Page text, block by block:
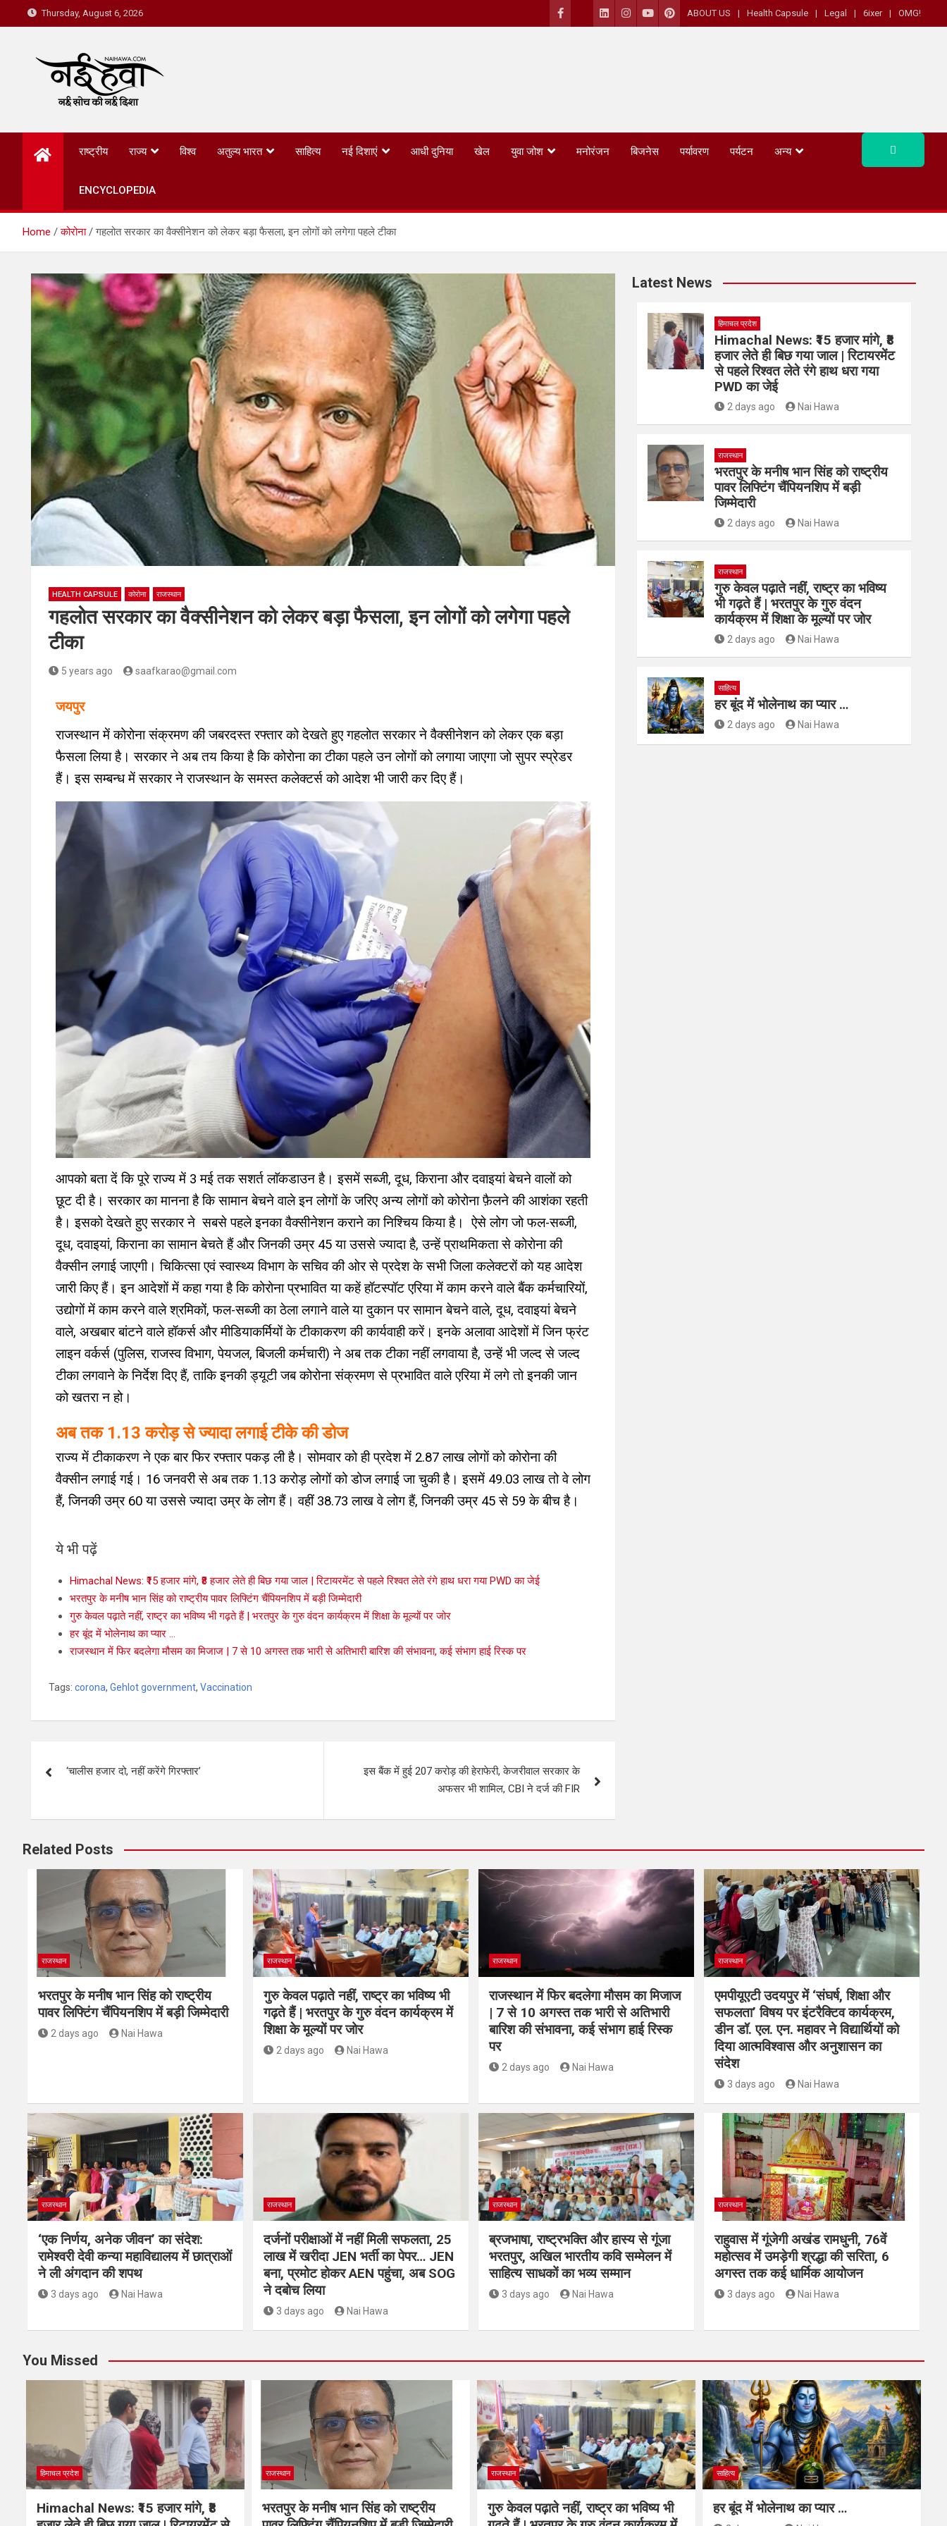
Thursday, August 6, 2026 ABOUT US Health Capsule Legal 6ixer OMG!
Nai Hawa
राष्ट्रीय राज्य विश्व अतुल्य भारत साहित्य नई दिशाएं आधी दुनिया खेल युवा जोश मनोरंजन बिजनेस पर्यावरण पर्यटन अन्य
ENCYCLOPEDIA
Home कोरोना गहलोत सरकार का वैक्सीनेशन को लेकर बड़ा फैसला, इन लोगों को लगेगा पहले टीका
HEALTH CAPSULE कोरोना राजस्थान
गहलोत सरकार का वैक्सीनेशन को लेकर बड़ा फैसला, इन लोगों को लगेगा पहले
टीका
5 years ago saafkarao@gmail.com
जयपुर
राजस्थान में कोरोना संक्रमण की जबरदस्त रफ्तार को देखते हुए गहलोत सरकार ने वैक्सीनेशन को लेकर एक बड़ा
फैसला लिया है। सरकार ने अब तय किया है कि कोरोना का टीका पहले उन लोगों को लगाया जाएगा जो सुपर स्प्रेडर
हैं। इस सम्बन्ध में सरकार ने राजस्थान के समस्त कलेक्टर्स को आदेश भी जारी कर दिए हैं।
आपको बता दें कि पूरे राज्य में 3 मई तक सशर्त लाॅकडाउन है। इसमें सब्जी, दूध, किराना और दवाइयां बेचने वालों को
छूट दी है। सरकार का मानना है कि सामान बेचने वाले इन लोगों के जरिए अन्य लोगों को कोरोना फ़ैलने की आशंका रहती
है। इसको देखते हुए सरकार ने सबसे पहले इनका वैक्सीनेशन कराने का निश्चिय किया है। ऐसे लोग जो फल-सब्जी,
दूध, दवाइयां, किराना का सामान बेचते हैं और जिनकी उम्र 45 या उससे ज्यादा है, उन्हें प्राथमिकता से कोरोना की
वैक्सीन लगाई जाएगी। चिकित्सा एवं स्वास्थ्य विभाग के सचिव की ओर से प्रदेश के सभी जिला कलेक्टरों को यह आदेश
जारी किए हैं। इन आदेशों में कहा गया है कि कोरोना प्रभावित या कहें हॉटस्पॉट एरिया में काम करने वाले बैंक कर्मचारियों,
उद्योगों में काम करने वाले श्रमिकों, फल-सब्जी का ठेला लगाने वाले या दुकान पर सामान बेचने वाले, दूध, दवाइयां बेचने
वाले, अखबार बांटने वाले हॉकर्स और मीडियाकर्मियों के टीकाकरण की कार्यवाही करें। इनके अलावा आदेशों में जिन फ्रंट
लाइन वर्कर्स (पुलिस, राजस्व विभाग, पेयजल, बिजली कर्मचारी) ने अब तक टीका नहीं लगवाया है, उन्हें भी जल्द से जल्द
टीका लगवाने के निर्देश दिए हैं, ताकि इनकी ड्यूटी जब कोरोना संक्रमण से प्रभावित वाले एरिया में लगे तो इनकी जान
को खतरा न हो।
अब तक 1.13 करोड़ से ज्यादा लगाई टीके की डोज
राज्य में टीकाकरण ने एक बार फिर रफ्तार पकड़ ली है। सोमवार को ही प्रदेश में 2.87 लाख लोगाें को कोरोना की
वैक्सीन लगाई गई। 16 जनवरी से अब तक 1.13 करोड़ लोगों को डोज लगाई जा चुकी है। इसमें 49.03 लाख तो वे लोग
हैं, जिनकी उम्र 60 या उससे ज्यादा उम्र के लोग हैं। वहीं 38.73 लाख वे लोग हैं, जिनकी उम्र 45 से 59 के बीच है।
ये भी पढ़ें
Himachal News: ₹15 हजार मांगे, ₹8 हजार लेते ही बिछ गया जाल | रिटायरमेंट से पहले रिश्वत लेते रंगे हाथ धरा गया PWD का जेई
भरतपुर के मनीष भान सिंह को राष्ट्रीय पावर लिफ्टिंग चैंपियनशिप में बड़ी जिम्मेदारी
गुरु केवल पढ़ाते नहीं, राष्ट्र का भविष्य भी गढ़ते हैं | भरतपुर के गुरु वंदन कार्यक्रम में शिक्षा के मूल्यों पर जोर
हर बूंद में भोलेनाथ का प्यार …
राजस्थान में फिर बदलेगा मौसम का मिजाज | 7 से 10 अगस्त तक भारी से अतिभारी बारिश की संभावना, कई संभाग हाई रिस्क पर
Tags: corona, Gehlot government, Vaccination
‘चालीस हजार दो, नहीं करेंगे गिरफ्तार’
इस बैंक में हुई 207 करोड़ की हेराफेरी, केजरीवाल सरकार के
अफसर भी शामिल, CBI ने दर्ज की FIR
Latest News
हिमाचल प्रदेश
Himachal News: ₹15 हजार मांगे, ₹8
हजार लेते ही बिछ गया जाल | रिटायरमेंट
से पहले रिश्वत लेते रंगे हाथ धरा गया
PWD का जेई
2 days ago Nai Hawa
राजस्थान
भरतपुर के मनीष भान सिंह को राष्ट्रीय
पावर लिफ्टिंग चैंपियनशिप में बड़ी
जिम्मेदारी
2 days ago Nai Hawa
राजस्थान
गुरु केवल पढ़ाते नहीं, राष्ट्र का भविष्य
भी गढ़ते हैं | भरतपुर के गुरु वंदन
कार्यक्रम में शिक्षा के मूल्यों पर जोर
2 days ago Nai Hawa
साहित्य
हर बूंद में भोलेनाथ का प्यार …
2 days ago Nai Hawa
Related Posts
राजस्थान
भरतपुर के मनीष भान सिंह को राष्ट्रीय
पावर लिफ्टिंग चैंपियनशिप में बड़ी जिम्मेदारी
2 days ago Nai Hawa
राजस्थान
गुरु केवल पढ़ाते नहीं, राष्ट्र का भविष्य भी
गढ़ते हैं | भरतपुर के गुरु वंदन कार्यक्रम में
शिक्षा के मूल्यों पर जोर
2 days ago Nai Hawa
राजस्थान
राजस्थान में फिर बदलेगा मौसम का मिजाज
| 7 से 10 अगस्त तक भारी से अतिभारी
बारिश की संभावना, कई संभाग हाई रिस्क
पर
2 days ago Nai Hawa
राजस्थान
एमपीयूएटी उदयपुर में ‘संघर्ष, शिक्षा और
सफलता’ विषय पर इंटरैक्टिव कार्यक्रम,
डीन डॉ. एल. एन. महावर ने विद्यार्थियों को
दिया आत्मविश्वास और अनुशासन का
संदेश
3 days ago Nai Hawa
राजस्थान
‘एक निर्णय, अनेक जीवन’ का संदेश:
रामेश्वरी देवी कन्या महाविद्यालय में छात्राओं
ने ली अंगदान की शपथ
3 days ago Nai Hawa
राजस्थान
दर्जनों परीक्षाओं में नहीं मिली सफलता, 25
लाख में खरीदा JEN भर्ती का पेपर… JEN
बना, प्रमोट होकर AEN पहुंचा, अब SOG
ने दबोच लिया
3 days ago Nai Hawa
राजस्थान
ब्रजभाषा, राष्ट्रभक्ति और हास्य से गूंजा
भरतपुर, अखिल भारतीय कवि सम्मेलन में
साहित्य साधकों का भव्य सम्मान
3 days ago Nai Hawa
राजस्थान
राहुवास में गूंजेगी अखंड रामधुनी, 76वें
महोत्सव में उमड़ेगी श्रद्धा की सरिता, 6
अगस्त तक कई धार्मिक आयोजन
3 days ago Nai Hawa
You Missed
हिमाचल प्रदेश
Himachal News: ₹15 हजार मांगे, ₹8
राजस्थान
भरतपुर के मनीष भान सिंह को राष्ट्रीय
राजस्थान
गुरु केवल पढ़ाते नहीं, राष्ट्र का भविष्य भी
साहित्य
हर बूंद में भोलेनाथ का प्यार …